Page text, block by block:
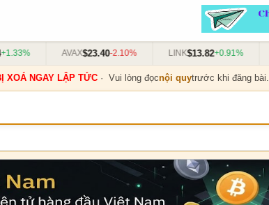
AVAX$23.40-2.10% LINK$13.82+0.91%
XOÁ NGAY LẬP TỨC· Vui lòng đọcnội quytrước khi đăng bài.